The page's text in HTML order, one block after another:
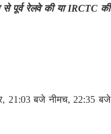
से पूर्व रेलवे की या IRCTC की
21:03 बजे नीमच, 22:35 बजे